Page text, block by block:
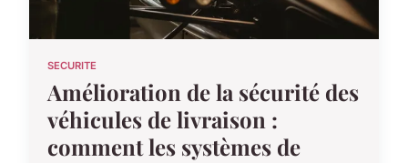
SECURITE
Amélioration de la sécurité des
véhicules de livraison :
comment les systèmes de